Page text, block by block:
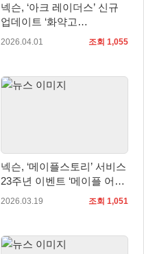
넥슨, ‘아크 레이더스’ 신규
업데이트 ‘화약고
(FLASHPOINT)’ 실시!
2026.04.01 조회 1,055
넥슨, ‘메이플스토리’ 서비스
23주년 이벤트 ‘메이플 어
택!’ 실시
2026.03.19 조회 1,051